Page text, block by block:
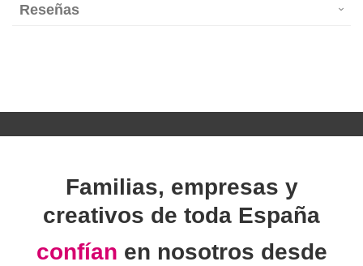
Reseñas
Familias, empresas y
creativos de toda España
confían en nosotros desde